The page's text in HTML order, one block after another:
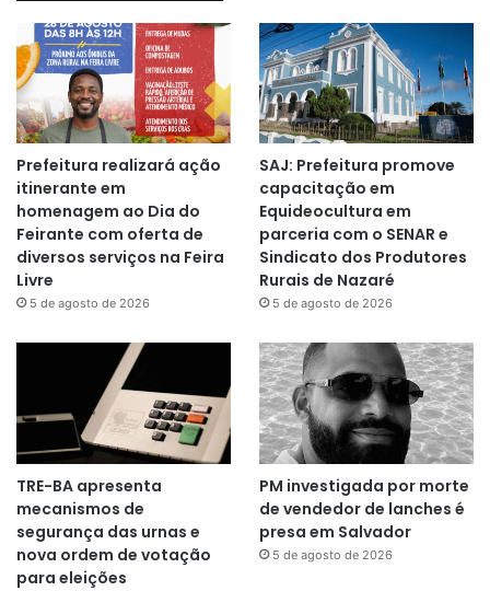
Prefeitura realizará ação
itinerante em
homenagem ao Dia do
Feirante com oferta de
diversos serviços na Feira
Livre
5 de agosto de 2026
SAJ: Prefeitura promove
capacitação em
Equideocultura em
parceria com o SENAR e
Sindicato dos Produtores
Rurais de Nazaré
5 de agosto de 2026
TRE-BA apresenta
mecanismos de
segurança das urnas e
nova ordem de votação
para eleições
PM investigada por morte
de vendedor de lanches é
presa em Salvador
5 de agosto de 2026